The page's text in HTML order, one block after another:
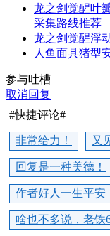
龙之剑觉醒叶
采集路线推荐
龙之剑觉醒浮
人鱼面具猪型
参与吐槽
取消回复
#快捷评论#
非常给力！ 又
回复是一种美德！
作者好人一生平安
啥也不多说，老铁